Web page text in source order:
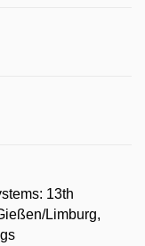
13th
Limburg,